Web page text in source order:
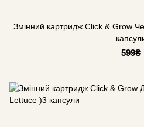
Змінний картридж Click & Grow
599₴